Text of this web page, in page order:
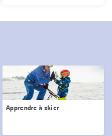
Apprendre à skier